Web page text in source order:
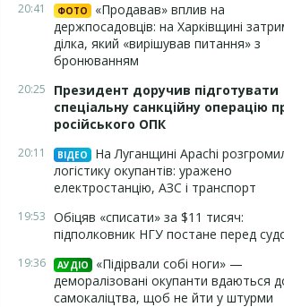
20:41 ФОТО
«Продавав» вплив на
держпосадовців: на Харківщині
ділка, який «вирішував питання» з
бронюванням
20:25
Президент доручив підготувати
спеціальну санкційну операцію
російського ОПК
20:11 ВІДЕО
На Луганщині Apachi
логістику окупантів: уражено
електростанцію, АЗС і транспорт
19:53 Обіцяв «списати» за $11 тисяч:
підполковник НГУ постане перед
19:36 АУДІО
«Підірвали собі ноги» —
деморалізовані окупанти вдаються
самокаліцтва, щоб не йти у штурми